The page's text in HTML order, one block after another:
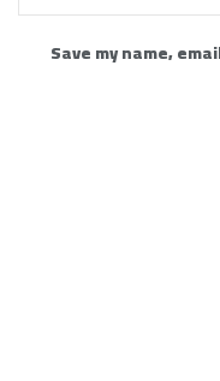
Save my name,